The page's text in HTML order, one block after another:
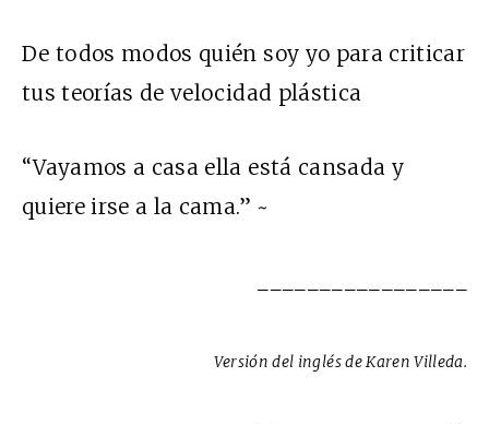
De todos modos quién soy yo para criticar
tus teorías de velocidad plástica
“Vayamos a casa ella está cansada y
quiere irse a la cama.” ~
Versión del inglés de Karen Villeda.